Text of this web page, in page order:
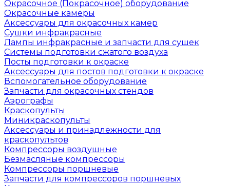
Окрасочное (Покрасочное) оборудование
Окрасочные камеры
Аксессуары для окрасочных камер
Сушки инфракрасные
Лампы инфракрасные и запчасти для сушек
Системы подготовки сжатого воздуха
Посты подготовки к окраске
Аксессуары для постов подготовки к окраске
Вспомогательное оборудование
Запчасти для окрасочных стендов
Аэрографы
Краскопульты
Миникраскопульты
Аксессуары и принадлежности для
краскопультов
Компрессоры воздушные
Безмасляные компрессоры
Компрессоры поршневые
Запчасти для компрессоров поршневых